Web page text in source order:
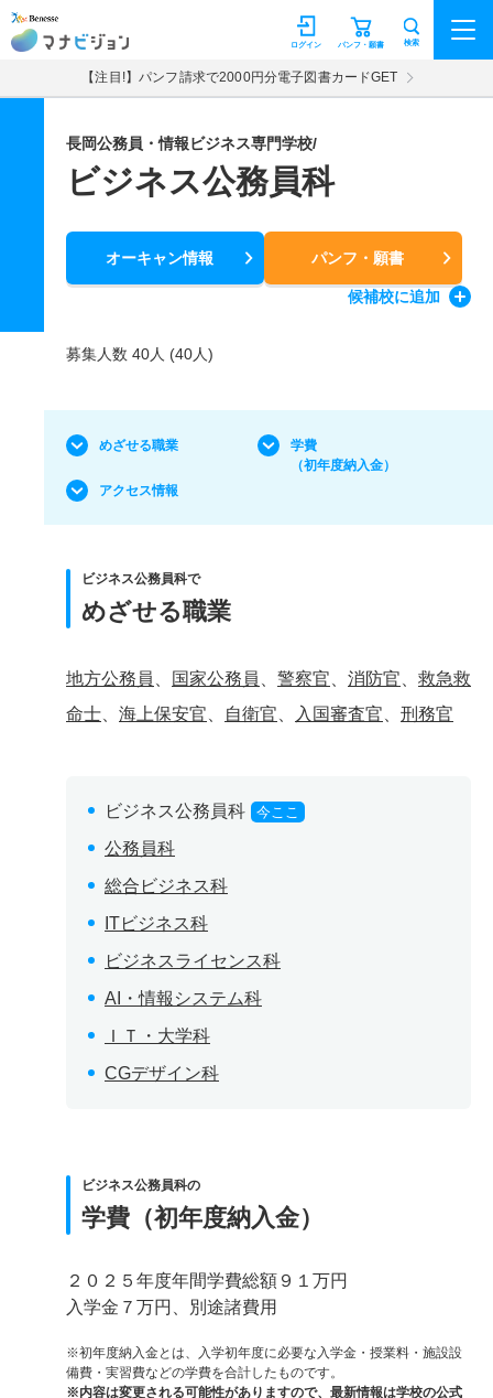
マナビジョン パンフ・願書
ログイン 検索
【注目!】パンフ請求で2000円分電子図書カードGET
長岡公務員・情報ビジネス専門学校/
ビジネス公務員科
オーキャン情報 パンフ・願書
候補校に追加
募集人数 40人 (40人)
めざせる職業
学費
（初年度納入金）
アクセス情報
ビジネス公務員科で
めざせる職業
地方公務員 国家公務員 警察官 消防官
救急救
命士
海上保安官 自衛官 入国審査官 刑務官
ビジネス公務員科 今ここ
公務員科
総合ビジネス科
ITビジネス科
ビジネスライセンス科
AI・情報システム科
ＩＴ・大学科
CGデザイン科
ビジネス公務員科の
学費（初年度納入金）
２０２５年度年間学費総額９１万円
入学金７万円、別途諸費用
※初年度納入金とは、入学初年度に必要な入学金・授業料・施設設
備費・実習費などの学費を合計したものです。
※内容は変更される可能性がありますので、最新情報は学校の公式